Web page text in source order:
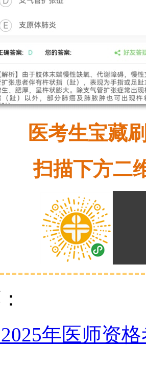
医考生宝藏
扫描下方二
2025年医师资